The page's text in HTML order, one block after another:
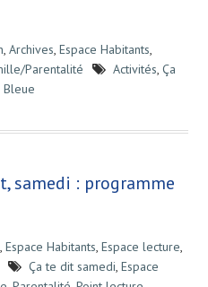
, Archives, Espace Habitants,
Parentalité Activités, Ça
Bleue
samedi : programme
, Espace Habitants, Espace lecture,
Ça te dit samedi, Espace